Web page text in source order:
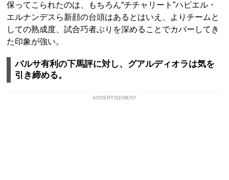
保ってこられたのは、もちろん“チチャリート”ハビエル・
エルナンデスら新顔の台頭はあるとはいえ、よりチームと
しての熟成度、試合巧者ぶりを深めることでカバーしてき
た印象が強い。
バルサ有利の下馬評に対し、グアルディオラは気を
引き締める。
ADVERTISEMENT